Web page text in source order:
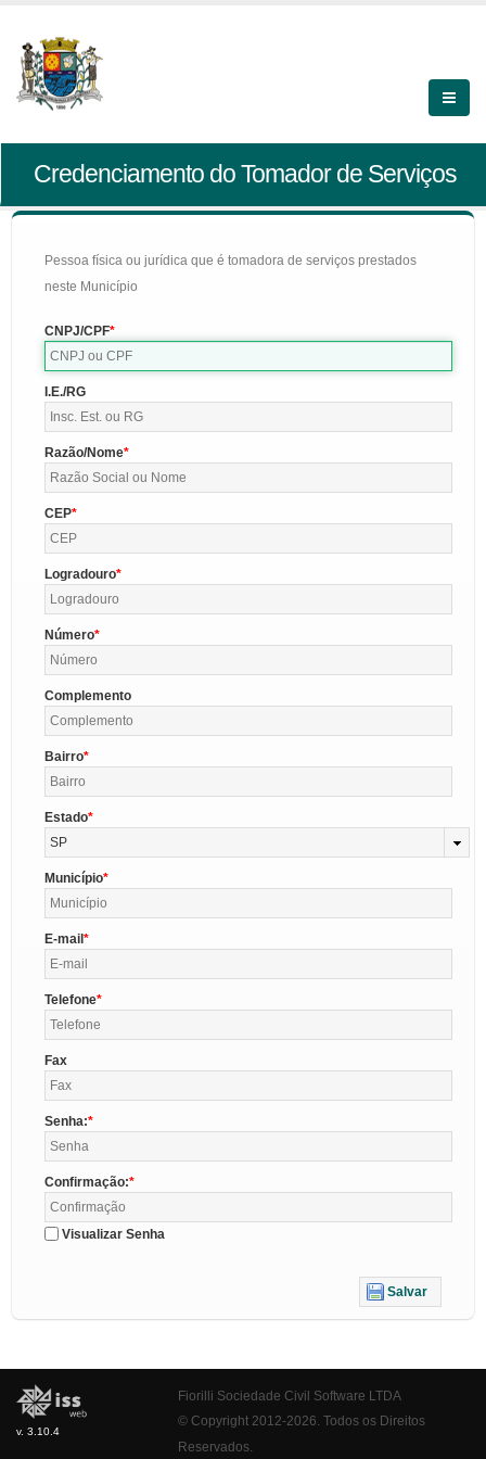
Credenciamento do Tomador de Serviços
Pessoa física ou jurídica que é tomadora de serviços prestados
neste Município
CNPJ/CPF
I.E./RG
Razão/Nome
CEP
Logradouro
Número
Complemento
Bairro
Estado
SP
Município
E-mail
Telefone
Fax
Senha:
Confirmação:
Visualizar Senha
Salvar
v. 3.10.4
Fiorilli Sociedade Civil Software LTDA
© Copyright 2012-2026. Todos os Direitos
Reservados.